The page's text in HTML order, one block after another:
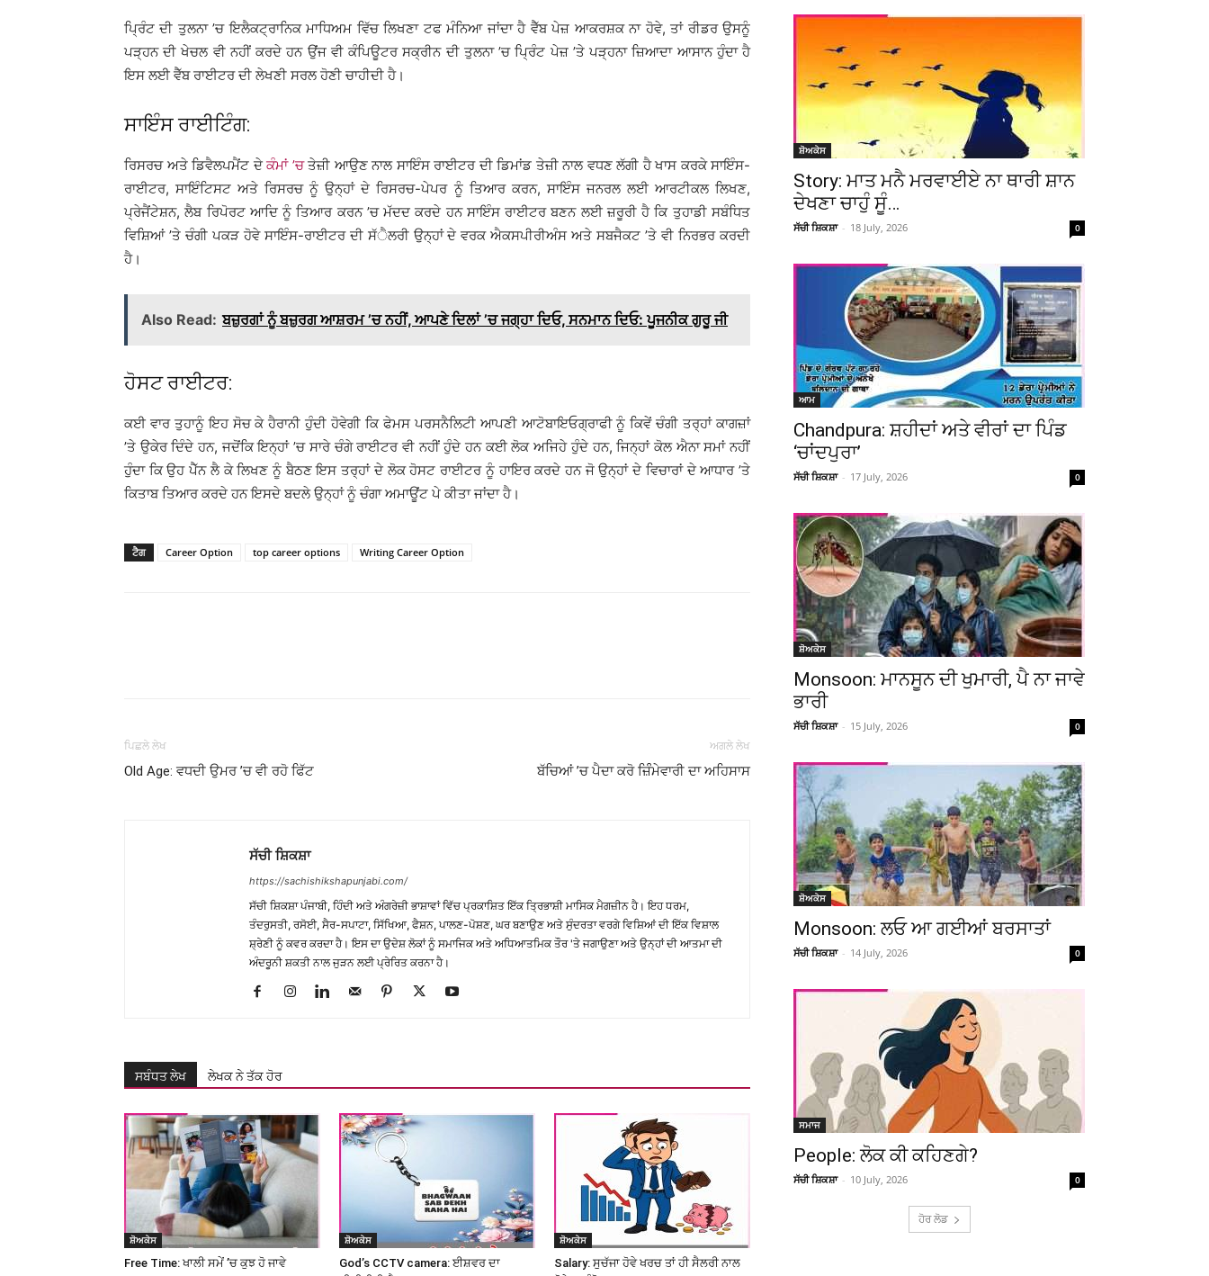
ਪ੍ਰਿੰਟ ਦੀ ਤੁਲਨਾ ’ਚ ਇਲੈਕਟ੍ਰਾਨਿਕ ਮਾਧਿਅਮ ਵਿੱਚ ਲਿਖਣਾ ਟਫ ਮੰਨਿਆ ਜਾਂਦਾ ਹੈ ਵੈੱਬ ਪੇਜ਼ ਆਕਰਸ਼ਕ ਨਾ ਹੋਵੇ, ਤਾਂ ਰੀਡਰ ਉਸਨੂੰ
ਪੜ੍ਹਨ ਦੀ ਖੇਚਲ ਵੀ ਨਹੀਂ ਕਰਦੇ ਹਨ ਉਂਜ ਵੀ ਕੰਪਿਊਟਰ ਸਕ੍ਰੀਨ ਦੀ ਤੁਲਨਾ ’ਚ ਪ੍ਰਿੰਟ ਪੇਜ਼ ’ਤੇ ਪੜ੍ਹਨਾ ਜ਼ਿਆਦਾ ਆਸਾਨ ਹੁੰਦਾ ਹੈ
ਇਸ ਲਈ ਵੈੱਬ ਰਾਈਟਰ ਦੀ ਲੇਖਣੀ ਸਰਲ ਹੋਣੀ ਚਾਹੀਦੀ ਹੈ।
ਸਾਇੰਸ ਰਾਈਟਿੰਗ:
ਰਿਸਰਚ ਅਤੇ ਡਿਵੈਲਪਮੈਂਟ ਦੇ ਕੰਮਾਂ ’ਚਤੇਜ਼ੀ ਆਉਣ ਨਾਲ ਸਾਇੰਸ ਰਾਈਟਰ ਦੀ ਡਿਮਾਂਡ ਤੇਜ਼ੀ ਨਾਲ ਵਧਣ ਲੱਗੀ ਹੈ ਖਾਸ ਕਰਕੇ ਸਾਇੰਸ-
ਰਾਈਟਰ, ਸਾਇੰਟਿਸਟ ਅਤੇ ਰਿਸਰਚ ਨੂੰ ਉਨ੍ਹਾਂ ਦੇ ਰਿਸਰਚ-ਪੇਪਰ ਨੂੰ ਤਿਆਰ ਕਰਨ, ਸਾਇੰਸ ਜਨਰਲ ਲਈ ਆਰਟੀਕਲ ਲਿਖਣ,
ਪ੍ਰੇਜੈਂਟੇਸ਼ਨ, ਲੈਬ ਰਿਪੋਰਟ ਆਦਿ ਨੂੰ ਤਿਆਰ ਕਰਨ ’ਚ ਮੱਦਦ ਕਰਦੇ ਹਨ ਸਾਇੰਸ ਰਾਈਟਰ ਬਣਨ ਲਈ ਜ਼ਰੂਰੀ ਹੈ ਕਿ ਤੁਹਾਡੀ ਸਬੰਧਿਤ
ਵਿਸ਼ਿਆਂ ’ਤੇ ਚੰਗੀ ਪਕੜ ਹੋਵੇ ਸਾਇੰਸ-ਰਾਈਟਰ ਦੀ ਸੱੈਲਰੀ ਉਨ੍ਹਾਂ ਦੇ ਵਰਕ ਐਕਸਪੀਰੀਅੰਸ ਅਤੇ ਸਬਜੈਕਟ ’ਤੇ ਵੀ ਨਿਰਭਰ ਕਰਦੀ
ਹੈ।
Also Read: ਬਜ਼ੁਰਗਾਂ ਨੂੰ ਬਜ਼ੁਰਗ ਆਸ਼ਰਮ ’ਚ ਨਹੀਂ, ਆਪਣੇ ਦਿਲਾਂ ’ਚ ਜਗ੍ਹਾ ਦਿਓ, ਸਨਮਾਨ ਦਿਓ: ਪੂਜਨੀਕ ਗੁਰੂ ਜੀ
ਹੋਸਟ ਰਾਈਟਰ:
ਕਈ ਵਾਰ ਤੁਹਾਨੂੰ ਇਹ ਸੋਚ ਕੇ ਹੈਰਾਨੀ ਹੁੰਦੀ ਹੋਵੇਗੀ ਕਿ ਫੇਮਸ ਪਰਸਨੈਲਿਟੀ ਆਪਣੀ ਆਟੋਬਾਇਓਗ੍ਰਾਫੀ ਨੂੰ ਕਿਵੇਂ ਚੰਗੀ ਤਰ੍ਹਾਂ ਕਾਗਜ਼ਾਂ
’ਤੇ ਉਕੇਰ ਦਿੰਦੇ ਹਨ, ਜਦੋਂਕਿ ਇਨ੍ਹਾਂ ’ਚ ਸਾਰੇ ਚੰਗੇ ਰਾਈਟਰ ਵੀ ਨਹੀਂ ਹੁੰਦੇ ਹਨ ਕਈ ਲੋਕ ਅਜਿਹੇ ਹੁੰਦੇ ਹਨ, ਜਿਨ੍ਹਾਂ ਕੋਲ ਐਨਾ ਸਮਾਂ ਨਹੀਂ
ਹੁੰਦਾ ਕਿ ਉਹ ਪੈੱਨ ਲੈ ਕੇ ਲਿਖਣ ਨੂੰ ਬੈਠਣ ਇਸ ਤਰ੍ਹਾਂ ਦੇ ਲੋਕ ਹੋਸਟ ਰਾਈਟਰ ਨੂੰ ਹਾਇਰ ਕਰਦੇ ਹਨ ਜੋ ਉਨ੍ਹਾਂ ਦੇ ਵਿਚਾਰਾਂ ਦੇ ਆਧਾਰ ’ਤੇ
ਕਿਤਾਬ ਤਿਆਰ ਕਰਦੇ ਹਨ ਇਸਦੇ ਬਦਲੇ ਉਨ੍ਹਾਂ ਨੂੰ ਚੰਗਾ ਅਮਾਊਂਟ ਪੇ ਕੀਤਾ ਜਾਂਦਾ ਹੈ।
ਟੈਗ Career Option top career options Writing Career Option
Telegram Copy URL
ਪਿਛਲੇ ਲੇਖ
Old Age: ਵਧਦੀ ਉਮਰ ’ਚ ਵੀ ਰਹੋ ਫਿੱਟ
ਅਗਲੇ ਲੇਖ
ਬੱਚਿਆਂ ’ਚ ਪੈਦਾ ਕਰੋ ਜ਼ਿੰੰਮੇਵਾਰੀ ਦਾ ਅਹਿਸਾਸ
ਸੱਚੀ ਸ਼ਿਕਸ਼ਾ
https://sachishikshapunjabi.com/
ਸੱਚੀ ਸ਼ਿਕਸ਼ਾ ਪੰਜਾਬੀ, ਹਿੰਦੀ ਅਤੇ ਅੰਗਰੇਜ਼ੀ ਭਾਸ਼ਾਵਾਂ ਵਿੱਚ ਪ੍ਰਕਾਸ਼ਿਤ ਇੱਕ ਤ੍ਰਿਭਾਸ਼ੀ ਮਾਸਿਕ ਮੈਗਜ਼ੀਨ ਹੈ। ਇਹ ਧਰਮ,
ਤੰਦਰੁਸਤੀ, ਰਸੋਈ, ਸੈਰ-ਸਪਾਟਾ, ਸਿੱਖਿਆ, ਫੈਸ਼ਨ, ਪਾਲਣ-ਪੋਸ਼ਣ, ਘਰ ਬਣਾਉਣ ਅਤੇ ਸੁੰਦਰਤਾ ਵਰਗੇ ਵਿਸ਼ਿਆਂ ਦੀ ਇੱਕ ਵਿਸ਼ਾਲ
ਸ਼੍ਰੇਣੀ ਨੂੰ ਕਵਰ ਕਰਦਾ ਹੈ। ਇਸ ਦਾ ਉਦੇਸ਼ ਲੋਕਾਂ ਨੂੰ ਸਮਾਜਿਕ ਅਤੇ ਅਧਿਆਤਮਿਕ ਤੌਰ 'ਤੇ ਜਗਾਉਣਾ ਅਤੇ ਉਨ੍ਹਾਂ ਦੀ ਆਤਮਾ ਦੀ
ਅੰਦਰੂਨੀ ਸ਼ਕਤੀ ਨਾਲ ਜੁੜਨ ਲਈ ਪ੍ਰੇਰਿਤ ਕਰਨਾ ਹੈ।
ਸਬੰਧਤ ਲੇਖ ਲੇਖਕ ਨੇ ਤੱਕ ਹੋਰ
ਸ਼ੋਅਕੇਸ
Free Time: ਖਾਲੀ ਸਮੇਂ ’ਚ ਕੁਝ ਹੋ ਜਾਵੇ
ਸ਼ੋਅਕੇਸ
God’s CCTV camera: ਈਸ਼ਵਰ ਦਾ
ਸ਼ੋਅਕੇਸ
Salary: ਸੁਚੱਜਾ ਹੋਵੇ ਖਰਚ ਤਾਂ ਹੀ ਸੈਲਰੀ ਨਾਲ
ਸ਼ੋਅਕੇਸ
Story: ਮਾਤ ਮਨੈ ਮਰਵਾਈਏ ਨਾ ਥਾਰੀ ਸ਼ਾਨ
ਦੇਖਣਾ ਚਾਹੁੰ ਸੂੰ…
ਸੱਚੀ ਸ਼ਿਕਸ਼ਾ - 18 July, 2026 0
ਆਮ
Chandpura: ਸ਼ਹੀਦਾਂ ਅਤੇ ਵੀਰਾਂ ਦਾ ਪਿੰਡ
‘ਚਾਂਦਪੁਰਾ’
ਸੱਚੀ ਸ਼ਿਕਸ਼ਾ - 17 July, 2026 0
ਸ਼ੋਅਕੇਸ
Monsoon: ਮਾਨਸੂਨ ਦੀ ਖੁਮਾਰੀ, ਪੈ ਨਾ ਜਾਵੇ
ਭਾਰੀ
ਸੱਚੀ ਸ਼ਿਕਸ਼ਾ - 15 July, 2026 0
ਸ਼ੋਅਕੇਸ
Monsoon: ਲਓ ਆ ਗਈਆਂ ਬਰਸਾਤਾਂ
ਸੱਚੀ ਸ਼ਿਕਸ਼ਾ - 14 July, 2026 0
ਸਮਾਜ
People: ਲੋਕ ਕੀ ਕਹਿਣਗੇ?
ਸੱਚੀ ਸ਼ਿਕਸ਼ਾ - 10 July, 2026 0
ਹੋਰ ਲੋਡ